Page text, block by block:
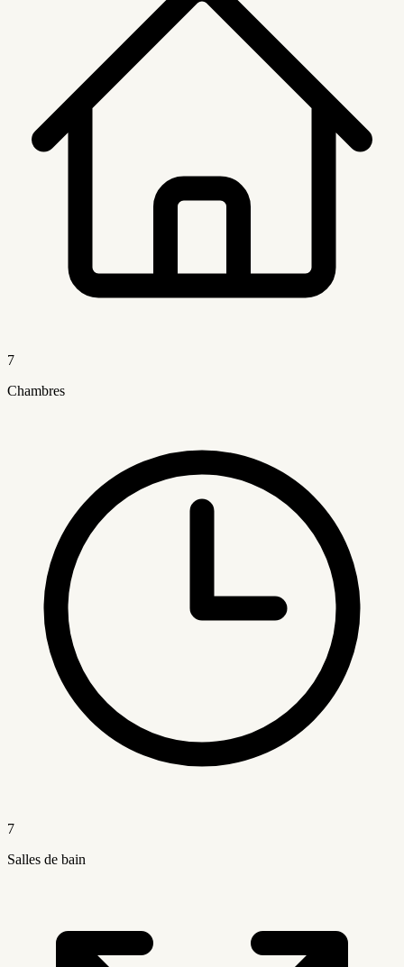
7
Chambres
7
Salles de bain